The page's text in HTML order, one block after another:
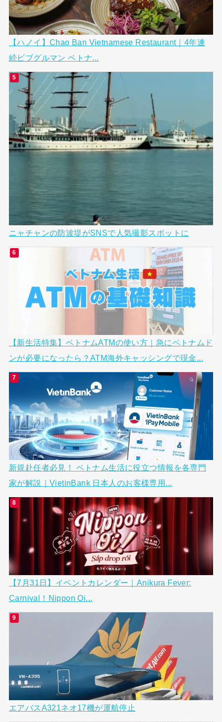
【ハノイ】Chao Ban Vietnamese Restaurant｜4年連
続ビブグルマン ベトナ...
ニャチャンの防波堤がSNSで人気撮影スポットに
【新生活特集】ベトナムATMの使い方｜急にベトナムド
ンが必要になったら？ATM海外キャッシングで現金...
新規赴任者必見！ ベトナム生活に役立つ情報を各専門
家が解説｜VietinBank 日本人のお客様専用...
【7月31日】イベントカレンダー｜Anikura Fever:
Carnival！Nippon Oi...
エアバスA321ネオ17機が運航停止